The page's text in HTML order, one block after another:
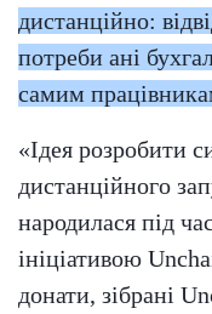
дистанційно:
потреби ані
самим
«Ідея розробити
дистанційного
народилася під
ініціативою
донати, зібрані